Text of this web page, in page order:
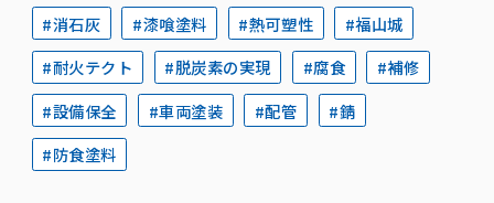
#消石灰
#漆喰塗料 #熱可塑性
#福山城
#耐火テクト
#脱炭素の実現 #腐食
#補修
#設備保全
#車両塗装 #配管
#錆
#防食塗料